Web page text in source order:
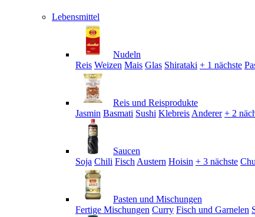
Lebensmittel
Nudeln
Reis Weizen Mais Glas Shirataki + 1 nächste
Reis und Reisprodukte
Jasmin Basmati Sushi Klebreis Anderer + 2
Saucen
Soja Chili Fisch Austern Hoisin + 3 nächste
Pasten und Mischungen
Fertige Mischungen Curry Fisch und Garnelen